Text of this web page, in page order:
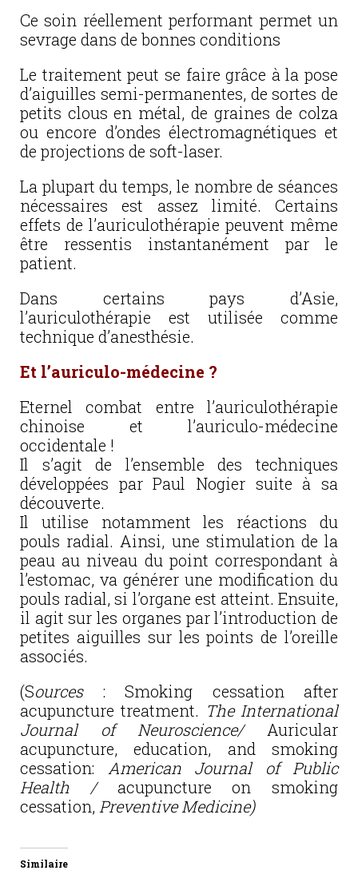
Ce soin réellement performant permet un
sevrage dans de bonnes conditions
Le traitement peut se faire grâce à la pose
d’aiguilles semi-permanentes, de sortes de
petits clous en métal, de graines de colza
ou encore d’ondes électromagnétiques et
de projections de soft-laser.
La plupart du temps, le nombre de séances
nécessaires est assez limité. Certains
effets de l’auriculothérapie peuvent même
être ressentis instantanément par le
patient.
Dans certains pays d’Asie,
l’auriculothérapie est utilisée comme
technique d’anesthésie.
Et l’auriculo-médecine ?
Eternel combat entre l’auriculothérapie
chinoise et l’auriculo-médecine
occidentale !
Il s’agit de l’ensemble des techniques
développées par Paul Nogier suite à sa
découverte.
Il utilise notamment les réactions du
pouls radial. Ainsi, une stimulation de la
peau au niveau du point correspondant à
l’estomac, va générer une modification du
pouls radial, si l’organe est atteint. Ensuite,
il agit sur les organes par l’introduction de
petites aiguilles sur les points de l’oreille
associés.
(Sources : Smoking cessation after
acupuncture treatment. The International
Journal of Neuroscience/ Auricular
acupuncture, education, and smoking
cessation:
American Journal of Public
Health / acupuncture on smoking
cessation, Preventive Medicine)
Similaire